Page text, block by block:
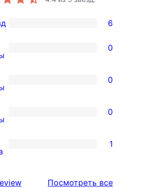
6
0
0
0
1
Посмотреть всеотзывы